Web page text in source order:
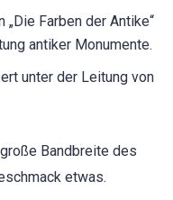
Farben der Antike“
antiker Monumente.
unter der Leitung von
Bandbreite des
etwas.